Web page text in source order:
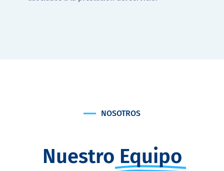
NOSOTROS
Nuestro Equipo